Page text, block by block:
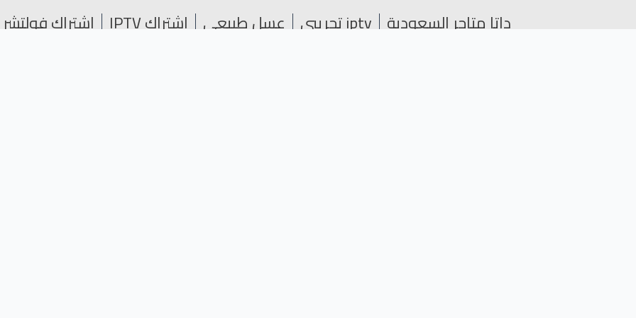
داتا متاجر السعودية iptv تجريبي عسل طبيعي اشتراك IPTV اشتراك فولتشر